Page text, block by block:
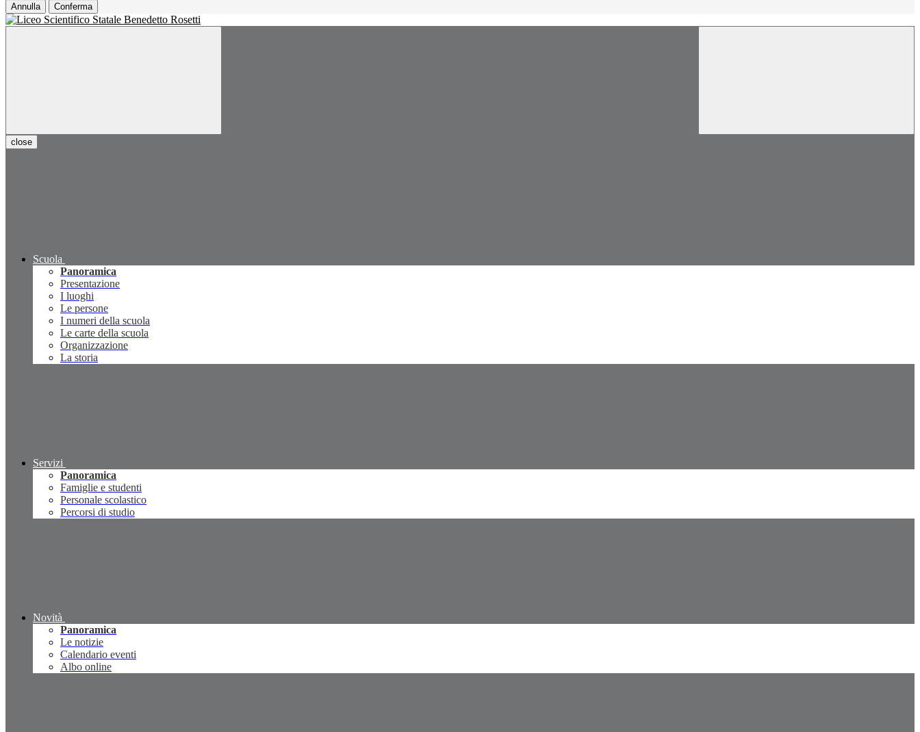
Annulla Conferma
close
Scuola
Panoramica
Presentazione
I luoghi
Le persone
I numeri della scuola
Le carte della scuola
Organizzazione
La storia
Servizi
Panoramica
Famiglie e studenti
Personale scolastico
Percorsi di studio
Novità
Panoramica
Le notizie
Calendario eventi
Albo online